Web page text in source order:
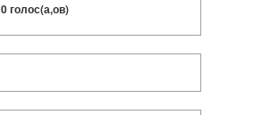
0 голос(а,ов)